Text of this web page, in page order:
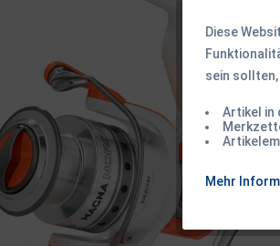
Diese
sein
Artikel in
Mehr